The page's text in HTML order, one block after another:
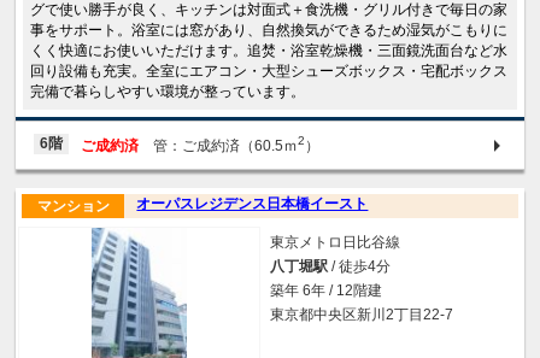
グで使い勝手が良く、キッチンは対面式＋食洗機・グリル付きで毎日の家
事をサポート。浴室には窓があり、自然換気ができるため湿気がこもりに
くく快適にお使いいただけます。追焚・浴室乾燥機・三面鏡洗面台など水
回り設備も充実。全室にエアコン・大型シューズボックス・宅配ボックス
完備で暮らしやすい環境が整っています。
6階 ご成約済 管：ご成約済（60.5ｍ2 ）
オーパスレジデンス日本橋イースト
マンション
東京メトロ日比谷線
八丁堀駅 / 徒歩4分
築年 6年 / 12階建
東京都中央区新川2丁目22-7